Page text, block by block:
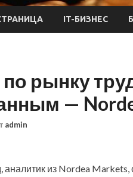
IT-БИЗНЕС
по рынку
—
admin
из Nordea Markets,